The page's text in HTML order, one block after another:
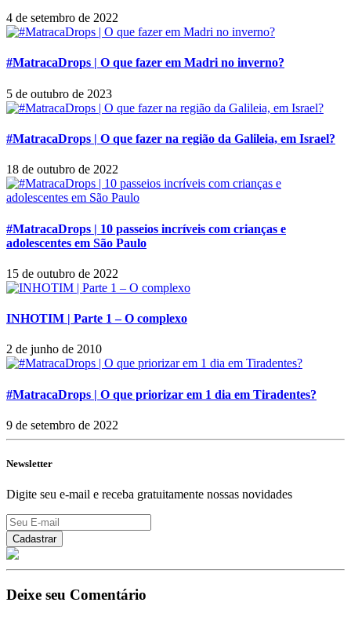
4 de setembro de 2022
#MatracaDrops | O que fazer em Madri no inverno?
5 de outubro de 2023
#MatracaDrops | O que fazer na região da Galileia, em Israel?
18 de outubro de 2022
#MatracaDrops | 10 passeios incríveis com crianças e
adolescentes em São Paulo
15 de outubro de 2022
INHOTIM | Parte 1 – O complexo
2 de junho de 2010
#MatracaDrops | O que priorizar em 1 dia em Tiradentes?
9 de setembro de 2022
Newsletter
Digite seu e-mail e receba gratuitamente nossas novidades
Deixe seu Comentário